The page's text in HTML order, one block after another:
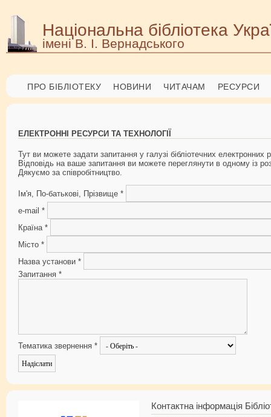
Національна бібліотека
імені В. І. Вернадського
ПРО БІБЛІОТЕКУ НОВИНИ ЧИТАЧАМ РЕСУРСИ
ЕЛЕКТРОННІ РЕСУРСИ ТА ТЕХНОЛОГІЇ
Тут ви можете задати запитання у галузі бібліотечних електронних
Відповідь на ваше запитання ви можете переглянути в одному із
Дякуємо за співробітництво.
Ім'я, По-батькові, Прізвище *
e-mail *
Країна *
Місто *
Назва установи *
Запитання *
Тематика звернення *
Контактна інформація